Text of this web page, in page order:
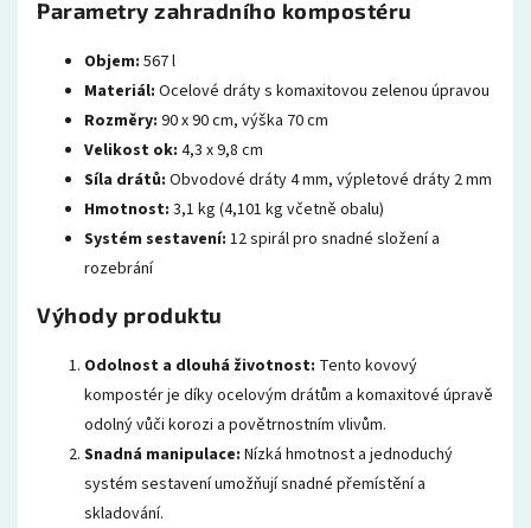
Parametry zahradního kompostéru
Objem: 567 l
Materiál: Ocelové dráty s komaxitovou zelenou úpravou
Rozměry: 90 x 90 cm, výška 70 cm
Velikost ok: 4,3 x 9,8 cm
Síla drátů: Obvodové dráty 4 mm, výpletové dráty 2 mm
Hmotnost: 3,1 kg (4,101 kg včetně obalu)
Systém sestavení: 12 spirál pro snadné složení a
rozebrání
Výhody produktu
Odolnost a dlouhá životnost: Tento kovový
kompostér je díky ocelovým drátům a komaxitové úpravě
odolný vůči korozi a povětrnostním vlivům.
Snadná manipulace: Nízká hmotnost a jednoduchý
systém sestavení umožňují snadné přemístění a
skladování.